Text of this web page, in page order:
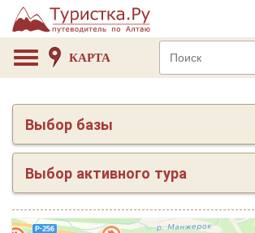
КАРТА
Выбор базы
Выбор активного тура